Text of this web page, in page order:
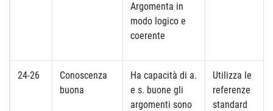
Argomenta in
modo logico e
coerente
24-26
Conoscenza
buona
Ha capacità di a.
e s. buone gli
argomenti sono
Utilizza le
referenze
standard